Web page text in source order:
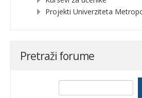
Projekti Univerziteta
Pretraži forume